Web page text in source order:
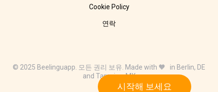
시작해 보세요
Cookie Policy
연락
© 2025 Beelinguapp. 모든 권리 보유. Made with 🧡 in Berlin, DE
and Tampico, MX